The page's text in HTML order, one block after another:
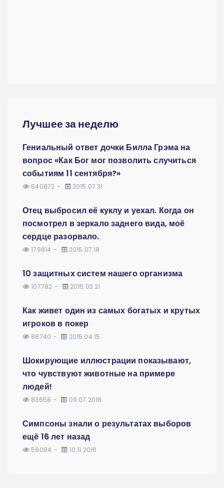
Лучшее за неделю
Гениальный ответ дочки Билла Грэма на
вопрос «Как Бог мог позволить случиться
событиям 11 сентября?»
540872 2015.07.31
Отец выбросил её куклу и уехал. Когда он
посмотрел в зеркало заднего вида, моё
сердце разорвало.
179814 2015.07.18
10 защитных систем нашего организма
107782 2015.03.21
Как живет один из самых богатых и крутых
игроков в покер
88740 2015.04.15
Шокирующие иллюстрации показывают,
что чувствуют животные на примере
людей!
83658 09.07.2016
Симпсоны знали о результатах выборов
ещё 16 лет назад
59084 10.11.2016